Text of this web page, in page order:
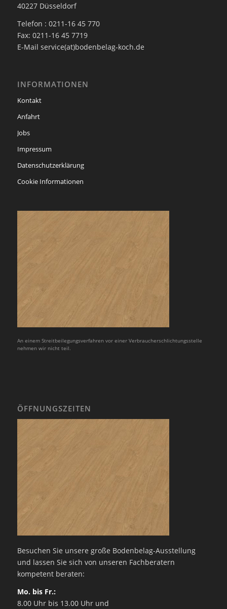
40227 Düsseldorf
Telefon : 0211-16 45 770
Fax: 0211-16 45 7719
E-Mail service(at)bodenbelag-koch.de
INFORMATIONEN
Kontakt
Anfahrt
Jobs
Impressum
Datenschutzerklärung
Cookie Informationen
An einem Streitbeilegungsverfahren vor einer Verbraucherschlichtungsstelle
nehmen wir nicht teil.
ÖFFNUNGSZEITEN
Besuchen Sie unsere große Bodenbelag-Ausstellung
und lassen Sie sich von unseren Fachberatern
kompetent beraten:
Mo. bis Fr.:
8.00 Uhr bis 13.00 Uhr und